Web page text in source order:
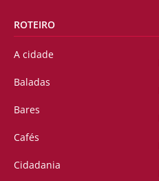
ROTEIRO
A cidade
Baladas
Bares
Cafés
Cidadania